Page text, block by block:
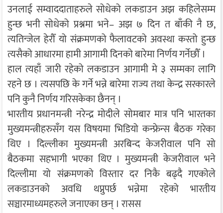
उनलाई सम्वाददाताहरुले सोधेको लकडाउन अझ कहिलेसम्म
हुन्छ भनी सोधेको प्रश्नमा भने– अझ ७ दिन त बाँकी नै छ,
त्यतिन्जेल हेरौँ यो संक्रमणको फैलावटको अवस्था कस्तो हुन्छ
त्यसैको आधारमा हामी आगामी दिनको बारेमा निर्णय गर्नेछौँ ।
हाल त्यहाँ जारी रहेको लकडाउन आगामी मे ३ सम्मका लागि
रहने छ । त्यसपछि के गर्ने भन्ने बारेमा राज्य तथा केन्द्र सरकारले
पनि कुनै निर्णय गरिसकेका छैनन् ।
भारतीय प्रधानमन्त्री नरेन्द्र मोदीले सोमबार मात्र पनि भारतका
मुख्यमन्त्रीहरुसँग यस विषयमा भिडियो कन्फ्रेन्स बैठक गरेका
थिए । दिल्लीका मुख्यमन्त्री अरबिन्द केजरीवाल पनि सो
बैठकमा सहभागी भएका थिए । मुख्यमन्त्री केजरीवाल भने
दिल्लीमा यो संक्रमणको विस्तार दर निकै बढ्दै गएकोले
लकडाउनको अवधि थप्नुपर्छ भन्नेमा रहेको भारतीय
सञ्चारमाध्यमहरुले जनाएका छन् । रासस